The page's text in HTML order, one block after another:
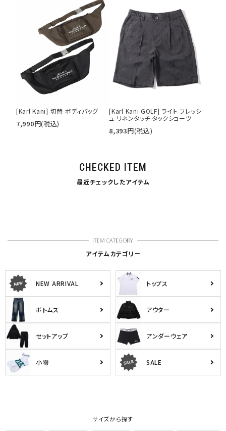
[Karl Kani] 切替 ボディバッグ
7,990円(税込)
[Karl Kani GOLF] ライト フレッシ
ュ リネンタッチ タックショーツ
8,393円(税込)
CHECKED ITEM
最近チェックしたアイテム
アイテムカテゴリー
NEW ARRIVAL トップス
ボトムス アウター
セットアップ アンダーウェア
小物 SALE
サイズから探す